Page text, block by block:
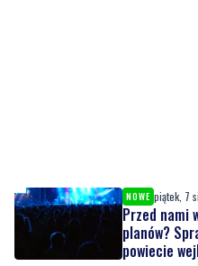
NOWE piątek, 7
Przed nami
planów?
powiecie